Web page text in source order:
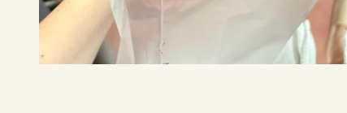
Chi